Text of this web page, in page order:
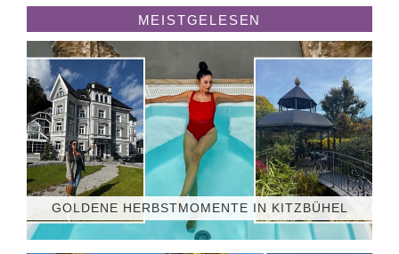
MEISTGELESEN
GOLDENE HERBSTMOMENTE IN KITZBÜHEL